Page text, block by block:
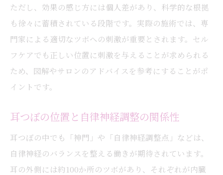
ただし、効果の感じ方には個人差があり、科学的な根拠
も徐々に蓄積されている段階です。実際の施術では、専
門家による適切なツボへの刺激が重要とされます。セル
フケアでも正しい位置に刺激を与えることが求められる
ため、図解やサロンのアドバイスを参考にすることがポ
イントです。
耳つぼの位置と自律神経調整の関係性
耳つぼの中でも「神門」や「自律神経調整点」などは、
自律神経のバランスを整える働きが期待されています。
耳の外側には約100か所のツボがあり、それぞれが内臓